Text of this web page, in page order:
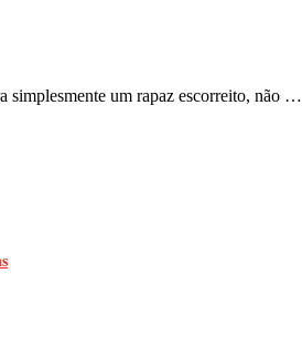
simplesmente um rapaz escorreito, não …